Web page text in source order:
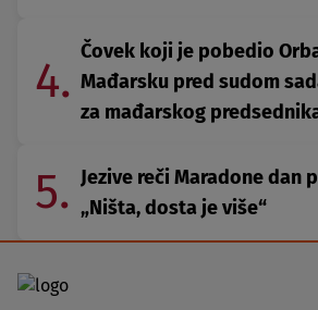
4.
Čovek koji je pobedio
Mađarsku pred sudom
za mađarskog
5. Jezive reči Maradone dan
„Ništa, dosta je više“